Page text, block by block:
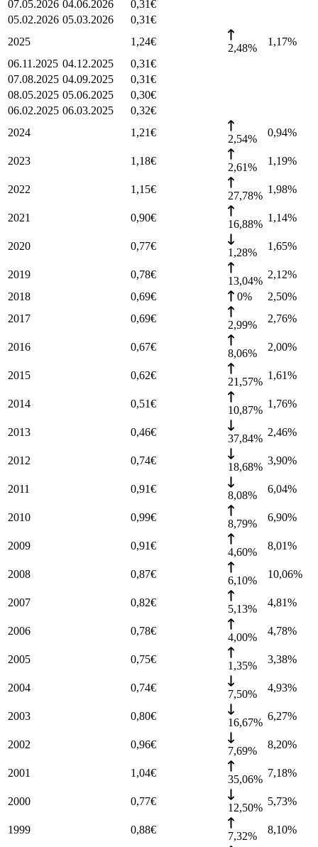
07.05.2026 04.06.2026 0,31 €
05.02.2026 05.03.2026 0,31€
2025
1,24€
2,48%
1,17%
06.11.2025 04.12.2025 0,31€
07.08.2025 04.09.2025 0,31€
08.05.2025 05.06.2025 0,30€
06.02.2025 06.03.2025 0,32€
2024
1,21€
2,54%
0,94%
2023 1,18€
2,61%
1,19%
2022 1,15€
27,78%
1,98%
2021 0,90€
16,88%
1,14%
2020 0,77€
1,28%
1,65%
2019 0,78€
13,04%
2,12%
2018
0,69€ 0% 2,50%
2017
0,69€
2,99%
2,76%
2016 0,67€
8,06%
2,00%
2015 0,62€
21,57%
1,61%
2014 0,51€
10,87%
1,76%
2013 0,46€
37,84%
2,46%
2012 0,74€
18,68%
3,90%
2011 0,91€
8,08%
6,04%
2010 0,99€
8,79%
6,90%
2009 0,91€
4,60%
8,01%
2008 0,87€
6,10%
10,06%
2007 0,82€
5,13%
4,81%
2006 0,78€
4,00%
4,78%
2005 0,75€
1,35%
3,38%
2004 0,74€
7,50%
4,93%
2003 0,80€
16,67%
6,27%
2002 0,96€
7,69%
8,20%
2001 1,04€
35,06%
7,18%
2000 0,77€
12,50%
5,73%
1999 0,88€
7,32%
8,10%